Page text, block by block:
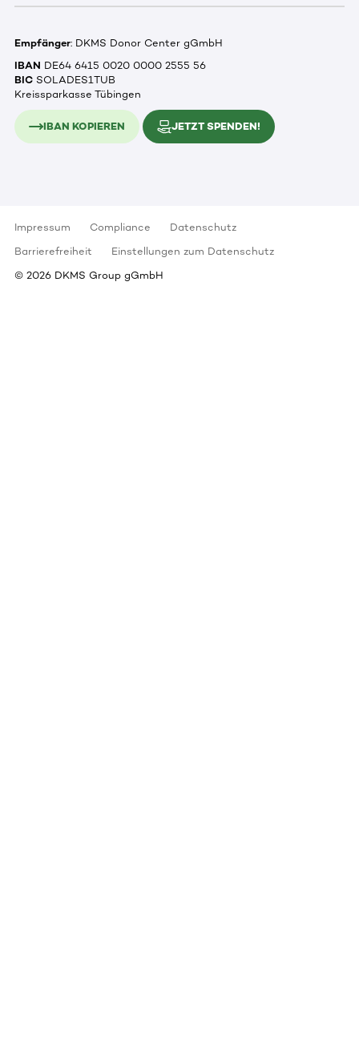
Empfänger: DKMS Donor Center gGmbH
IBAN DE64 6415 0020 0000 2555 56
BIC SOLADES1TUB
Kreissparkasse Tübingen
IBAN KOPIEREN JETZT SPENDEN!
Impressum Compliance
Datenschutz
Barrierefreiheit
Einstellungen zum Datenschutz
© 2026 DKMS Group gGmbH